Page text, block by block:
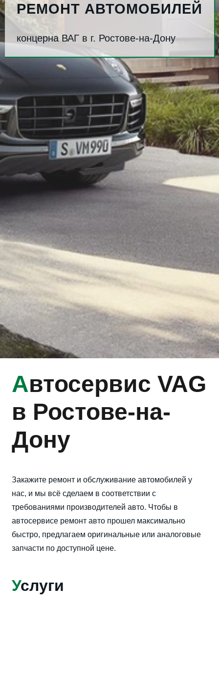
РЕМОНТ АВТОМОБИЛЕЙ
концерна ВАГ в г. Ростове-на-Дону
Автосервис VAG
в Ростове-на-
Дону
Закажите ремонт и обслуживание автомобилей у
нас, и мы всё сделаем в соответствии с
требованиями производителей авто. Чтобы в
автосервисе ремонт авто прошел максимально
быстро, предлагаем оригинальные или аналоговые
запчасти по доступной цене.
Услуги
Замена амортизаторов